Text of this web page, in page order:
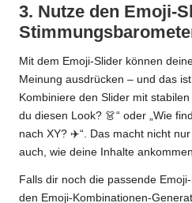
3. Nutze den Emoji-
Mit dem Emoji-Slider können
Meinung ausdrücken – und das
Kombiniere den Slider mit
du diesen Look? 👗“ oder „Wie
nach XY? ✈️“. Das macht nicht
auch, wie deine Inhalte ankommen.
Falls dir noch die passende
den Emoji-Kombinationen-